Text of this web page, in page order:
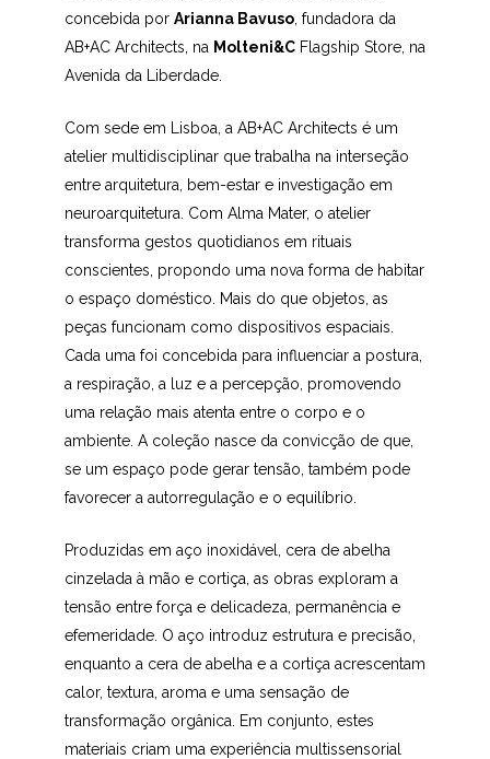
concebida por Arianna Bavuso , fundadora da
AB+AC Architects, na Molteni&C Flagship Store, na
Avenida da Liberdade.
Com sede em Lisboa, a AB+AC Architects é um
atelier multidisciplinar que trabalha na interseção
entre arquitetura, bem-estar e investigação em
neuroarquitetura. Com Alma Mater, o atelier
transforma gestos quotidianos em rituais
conscientes, propondo uma nova forma de habitar
o espaço doméstico. Mais do que objetos, as
peças funcionam como dispositivos espaciais.
Cada uma foi concebida para influenciar a postura,
a respiração, a luz e a percepção, promovendo
uma relação mais atenta entre o corpo e o
ambiente. A coleção nasce da convicção de que,
se um espaço pode gerar tensão, também pode
favorecer a autorregulação e o equilíbrio.
Produzidas em aço inoxidável, cera de abelha
cinzelada à mão e cortiça, as obras exploram a
tensão entre força e delicadeza, permanência e
efemeridade. O aço introduz estrutura e precisão,
enquanto a cera de abelha e a cortiça acrescentam
calor, textura, aroma e uma sensação de
transformação orgânica. Em conjunto, estes
materiais criam uma experiência multissensorial